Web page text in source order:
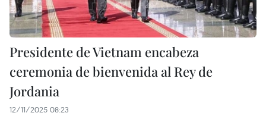
Presidente de Vietnam encabeza
ceremonia de bienvenida al Rey de
Jordania
12/11/2025 08:23